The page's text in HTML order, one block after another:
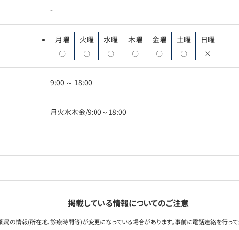
-
月曜
〇
火曜
〇
水曜
〇
木曜
〇
金曜
〇
土曜
〇
日曜
×
9:00 ～ 18:00
月火水木金/9:00～18:00
掲載している情報についてのご注意
局の情報(所在地、診療時間等)が変更になっている場合があります。事前に電話連絡を行っ